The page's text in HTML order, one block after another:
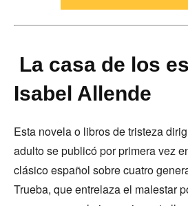
La casa de los
Isabel Allende
Esta novela o libros de tristeza
adulto se publicó por primera vez
clásico español sobre cuatro
Trueba, que entrelaza el malestar